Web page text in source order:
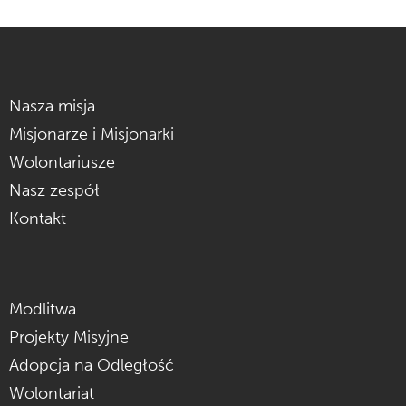
Nasza misja
Misjonarze i Misjonarki
Wolontariusze
Nasz zespół
Kontakt
Modlitwa
Projekty Misyjne
Adopcja na Odległość
Wolontariat